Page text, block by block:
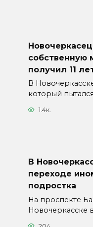
собственную
получил 11
В
который
1.4к.
В
переходе
подростка
На проспекте
Новочеркасске